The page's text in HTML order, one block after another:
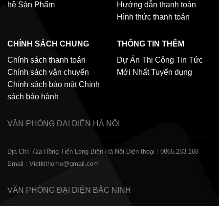
hệ Sản Phẩm
Hướng dẫn thanh toán
Hình thức thanh toán
CHÍNH SÁCH CHUNG
Chính sách thanh toán
Chính sách vận chuyển
Chính sách bảo mật Chính
sách bảo hành
THÔNG TIN THÊM
Dự Án Thi Công Tin Tức
Mới Nhất Tuyển dụng
VĂN PHÒNG ĐẠI DIỆN HÀ NỘI
Địa Chỉ: 72a Hồng Tiến Long Biên Hà Nội Điện thoại : 0865.283.168
Email : Vietkithome@gmail.com
VĂN PHÒNG ĐẠI DIỆN BẮC NINH